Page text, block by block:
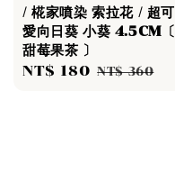
/ 椛家噴染 索拉花 / 超可
愛向日葵 小葵 4.5CM〔
甜莓果茶 〕
Sale
NT$ 180 Regular
NT$ 360